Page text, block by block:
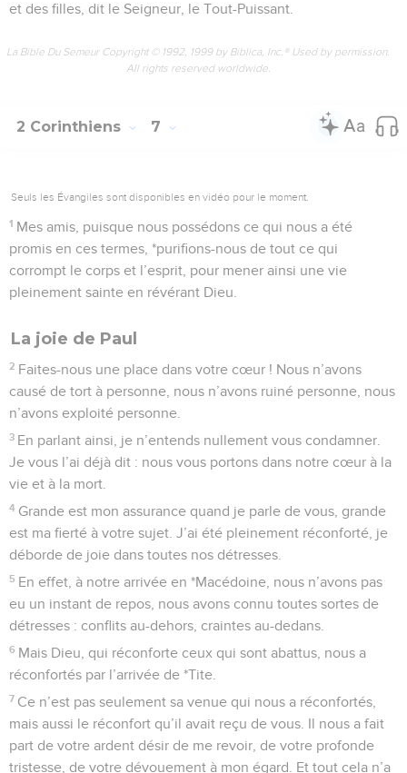
et des filles, dit le Seigneur, le Tout-Puissant.
La Bible Du Semeur Copyright © 1992, 1999 by Biblica, Inc.® Used by permission.
All rights reserved worldwide.
2 Corinthiens 7
Seuls les Évangiles sont disponibles en vidéo pour le moment.
1 Mes amis, puisque nous possédons ce qui nous a été
promis en ces termes, *purifions-nous de tout ce qui
corrompt le corps et l’esprit, pour mener ainsi une vie
pleinement sainte en révérant Dieu.
La joie de Paul
2 Faites-nous une place dans votre cœur ! Nous n’avons
causé de tort à personne, nous n’avons ruiné personne, nous
n’avons exploité personne.
3 En parlant ainsi, je n’entends nullement vous condamner.
Je vous l’ai déjà dit : nous vous portons dans notre cœur à la
vie et à la mort.
4 Grande est mon assurance quand je parle de vous, grande
est ma fierté à votre sujet. J’ai été pleinement réconforté, je
déborde de joie dans toutes nos détresses.
5 En effet, à notre arrivée en *Macédoine, nous n’avons pas
eu un instant de repos, nous avons connu toutes sortes de
détresses : conflits au-dehors, craintes au-dedans.
6 Mais Dieu, qui réconforte ceux qui sont abattus, nous a
réconfortés par l’arrivée de *Tite.
7 Ce n’est pas seulement sa venue qui nous a réconfortés,
mais aussi le réconfort qu’il avait reçu de vous. Il nous a fait
part de votre ardent désir de me revoir, de votre profonde
tristesse, de votre dévouement à mon égard. Et tout cela n’a